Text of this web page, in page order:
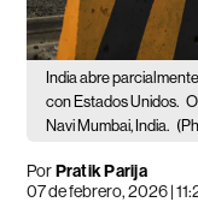
India abre
con Estados Unidos.
Navi Mumbai, India.
PorPratik Parija
07 de febrero, 2026 |